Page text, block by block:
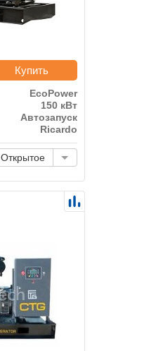
Купить
EcoPower
150 кВт
Автозапуск
Ricardo
Открытое